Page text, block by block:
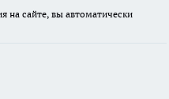
на сайте, вы автоматически